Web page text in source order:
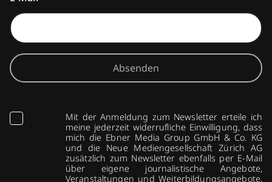
Absenden
Mit der Anmeldung zum Newsletter erteile ich
meine jederzeit widerrufliche Einwilligung, dass
mich die Ebner Media Group GmbH & Co. KG
und die Neue Mediengesellschaft Zürich AG
zusätzlich zum Newsletter ebenfalls per E-Mail
über eigene journalistische Angebote,
Veranstaltungen und Weiterbildungsangebote,